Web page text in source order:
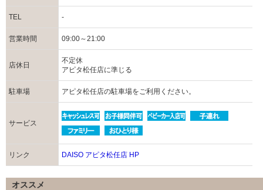
TEL -
営業時間 09:00～21:00
店休日
不定休
アピタ松任店に準じる
駐車場 アピタ松任店の駐車場をご利用ください。
サービス
リンク DAISO アピタ松任店 HP
オススメ